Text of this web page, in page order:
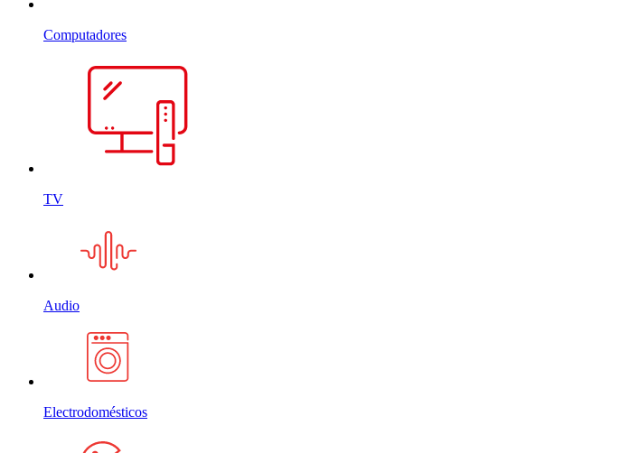
Computadores
TV
Audio
Electrodomésticos